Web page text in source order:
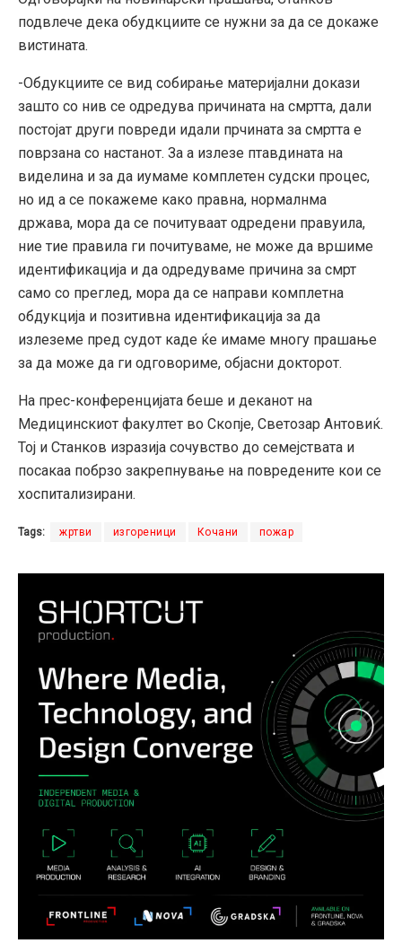
подвлече дека обудкциите се нужни за да се докаже
вистината.
-Обдукциите се вид собирање материјални докази
зашто со нив се одредува причината на смртта, дали
постојат други повреди идали прчината за смртта е
поврзана со настанот. За а излезе птавдината на
виделина и за да иумаме комплетен судски процес,
но ид а се покажеме како правна, нормалнма
држава, мора да се почитуваат одредени правуила,
ние тие правила ги почитуваме, не може да вршиме
идентификација и да одредуваме причина за смрт
само со преглед, мора да се направи комплетна
обдукција и позитивна идентификација за да
излеземе пред судот каде ќе имаме многу прашање
за да може да ги одговориме, објасни докторот.
На прес-конференцијата беше и деканот на
Медицинскиот факултет во Скопје, Светозар Антовиќ.
Тој и Станков изразија сочувство до семејствата и
посакаа побрзо закрепнување на повредените кои се
хоспитализирани.
Tags: жртви изгореници Кочани пожар